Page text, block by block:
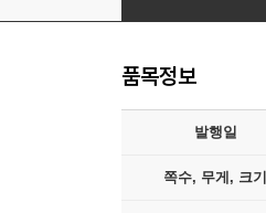
품목정보
발행일
쪽수, 무게, 크기